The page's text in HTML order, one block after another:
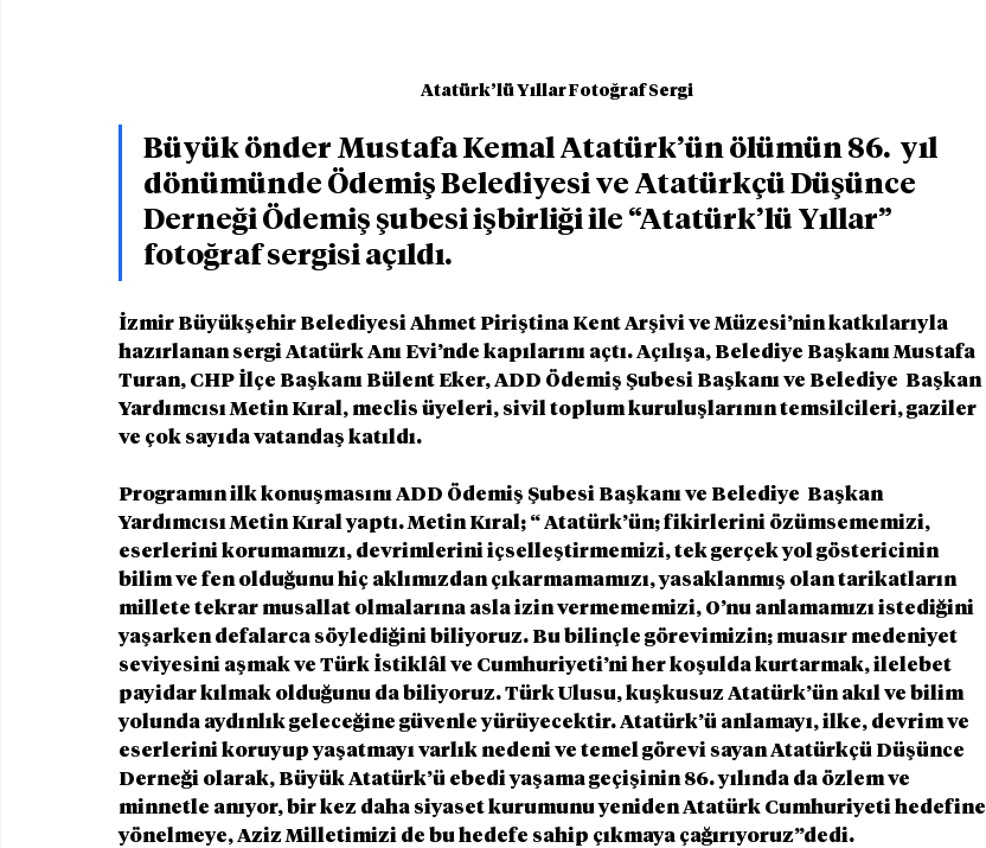
Atatürk’lü Yıllar Fotoğraf Sergi
Büyük önder Mustafa Kemal Atatürk’ün ölümün 86.  yıl
dönümünde Ödemiş Belediyesi ve Atatürkçü Düşünce
Derneği Ödemiş şubesi işbirliği ile “Atatürk’lü Yıllar”
fotoğraf sergisi açıldı.
İzmir Büyükşehir Belediyesi Ahmet Piriştina Kent Arşivi ve Müzesi’nin katkılarıyla
hazırlanan sergi Atatürk Anı Evi’nde kapılarını açtı. Açılışa, Belediye Başkanı Mustafa
Turan, CHP İlçe Başkanı Bülent Eker, ADD Ödemiş Şubesi Başkanı ve Belediye  Başkan
Yardımcısı Metin Kıral, meclis üyeleri, sivil toplum kuruluşlarının temsilcileri, gaziler
ve çok sayıda vatandaş katıldı.
Programın ilk konuşmasını ADD Ödemiş Şubesi Başkanı ve Belediye  Başkan
Yardımcısı Metin Kıral yaptı. Metin Kıral; “ Atatürk’ün; fikirlerini özümsememizi,
eserlerini korumamızı, devrimlerini içselleştirmemizi, tek gerçek yol göstericinin
bilim ve fen olduğunu hiç aklımızdan çıkarmamamızı, yasaklanmış olan tarikatların
millete tekrar musallat olmalarına asla izin vermememizi, O’nu anlamamızı istediğini
yaşarken defalarca söylediğini biliyoruz. Bu bilinçle görevimizin; muasır medeniyet
seviyesini aşmak ve Türk İstiklâl ve Cumhuriyeti’ni her koşulda kurtarmak, ilelebet
payidar kılmak olduğunu da biliyoruz. Türk Ulusu, kuşkusuz Atatürk’ün akıl ve bilim
yolunda aydınlık geleceğine güvenle yürüyecektir. Atatürk’ü anlamayı, ilke, devrim ve
eserlerini koruyup yaşatmayı varlık nedeni ve temel görevi sayan Atatürkçü Düşünce
Derneği olarak, Büyük Atatürk’ü ebedi yaşama geçişinin 86. yılında da özlem ve
minnetle anıyor, bir kez daha siyaset kurumunu yeniden Atatürk Cumhuriyeti hedefine
yönelmeye, Aziz Milletimizi de bu hedefe sahip çıkmaya çağırıyoruz”dedi.